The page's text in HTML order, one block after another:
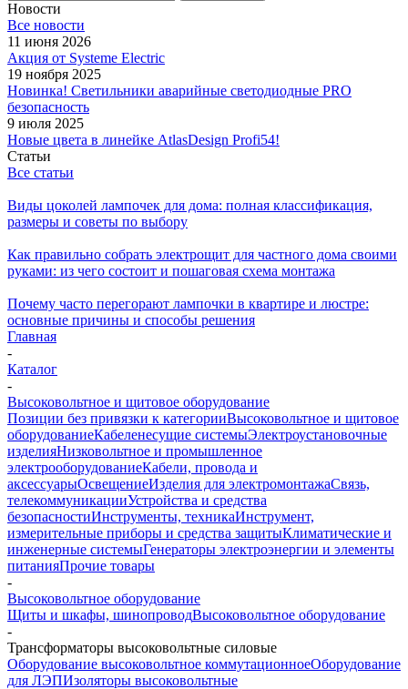
Новости
Все новости
11 июня 2026
Акция от Systeme Electric
19 ноября 2025
Новинка! Светильники аварийные светодиодные PRO
безопасность
9 июля 2025
Новые цвета в линейке AtlasDesign Profi54!
Статьи
Все статьи
Виды цоколей лампочек для дома: полная классификация,
размеры и советы по выбору
Как правильно собрать электрощит для частного дома своими
руками: из чего состоит и пошаговая схема монтажа
Почему часто перегорают лампочки в квартире и люстре:
основные причины и способы решения
Главная
-
Каталог
-
Высоковольтное и щитовое оборудование
Позиции без привязки к категорииВысоковольтное и щитовое
оборудованиеКабеленесущие системыЭлектроустановочные
изделияНизковольтное и промышленное
электрооборудованиеКабели, провода и
аксессуарыОсвещениеИзделия для электромонтажаСвязь,
телекоммуникацииУстройства и средства
безопасностиИнструменты, техникаИнструмент,
измерительные приборы и средства защитыКлиматические и
инженерные системыГенераторы электроэнергии и элементы
питанияПрочие товары
-
Высоковольтное оборудование
Щиты и шкафы, шинопроводВысоковольтное оборудование
-
Трансформаторы высоковольтные силовые
Оборудование высоковольтное коммутационноеОборудование
для ЛЭПИзоляторы высоковольтные